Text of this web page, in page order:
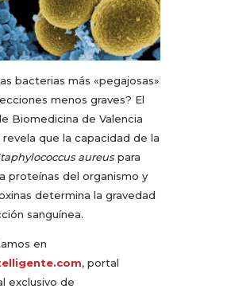
bacterias más «pegajosas»
menos graves? El
Biomedicina de Valencia
revela que la capacidad de la
aureuspara
proteínas del organismo y
determina la gravedad
sanguínea.
en
, portal
exclusivo de